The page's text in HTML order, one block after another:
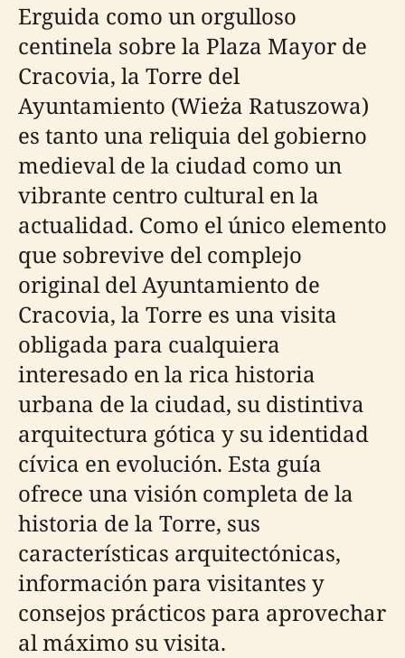
Erguida como un orgulloso
centinela sobre la Plaza Mayor de
Cracovia, la Torre del
Ayuntamiento (Wieża Ratuszowa)
es tanto una reliquia del gobierno
medieval de la ciudad como un
vibrante centro cultural en la
actualidad. Como el único elemento
que sobrevive del complejo
original del Ayuntamiento de
Cracovia, la Torre es una visita
obligada para cualquiera
interesado en la rica historia
urbana de la ciudad, su distintiva
arquitectura gótica y su identidad
cívica en evolución. Esta guía
ofrece una visión completa de la
historia de la Torre, sus
características arquitectónicas,
información para visitantes y
consejos prácticos para aprovechar
al máximo su visita.